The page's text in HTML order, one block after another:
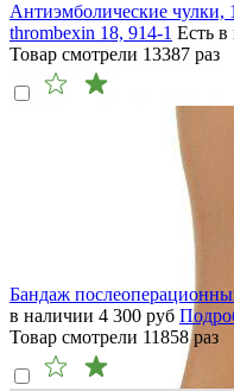
Антиэмболические чулки,
thrombexin 18, 914-1 Есть
Товар смотрели 13387 раз
Бандаж
в наличии 4 300 руб
Товар смотрели 11858раз